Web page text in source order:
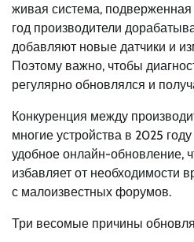
живая система,
год производители
добавляют новые датчики и
Поэтому важно, чтобы
регулярно обновлялся и
Конкуренция между
многие устройства в 2025
удобное онлайн-обновление,
избавляет от необходимости
с малоизвестных форумов.
Три весомые причины